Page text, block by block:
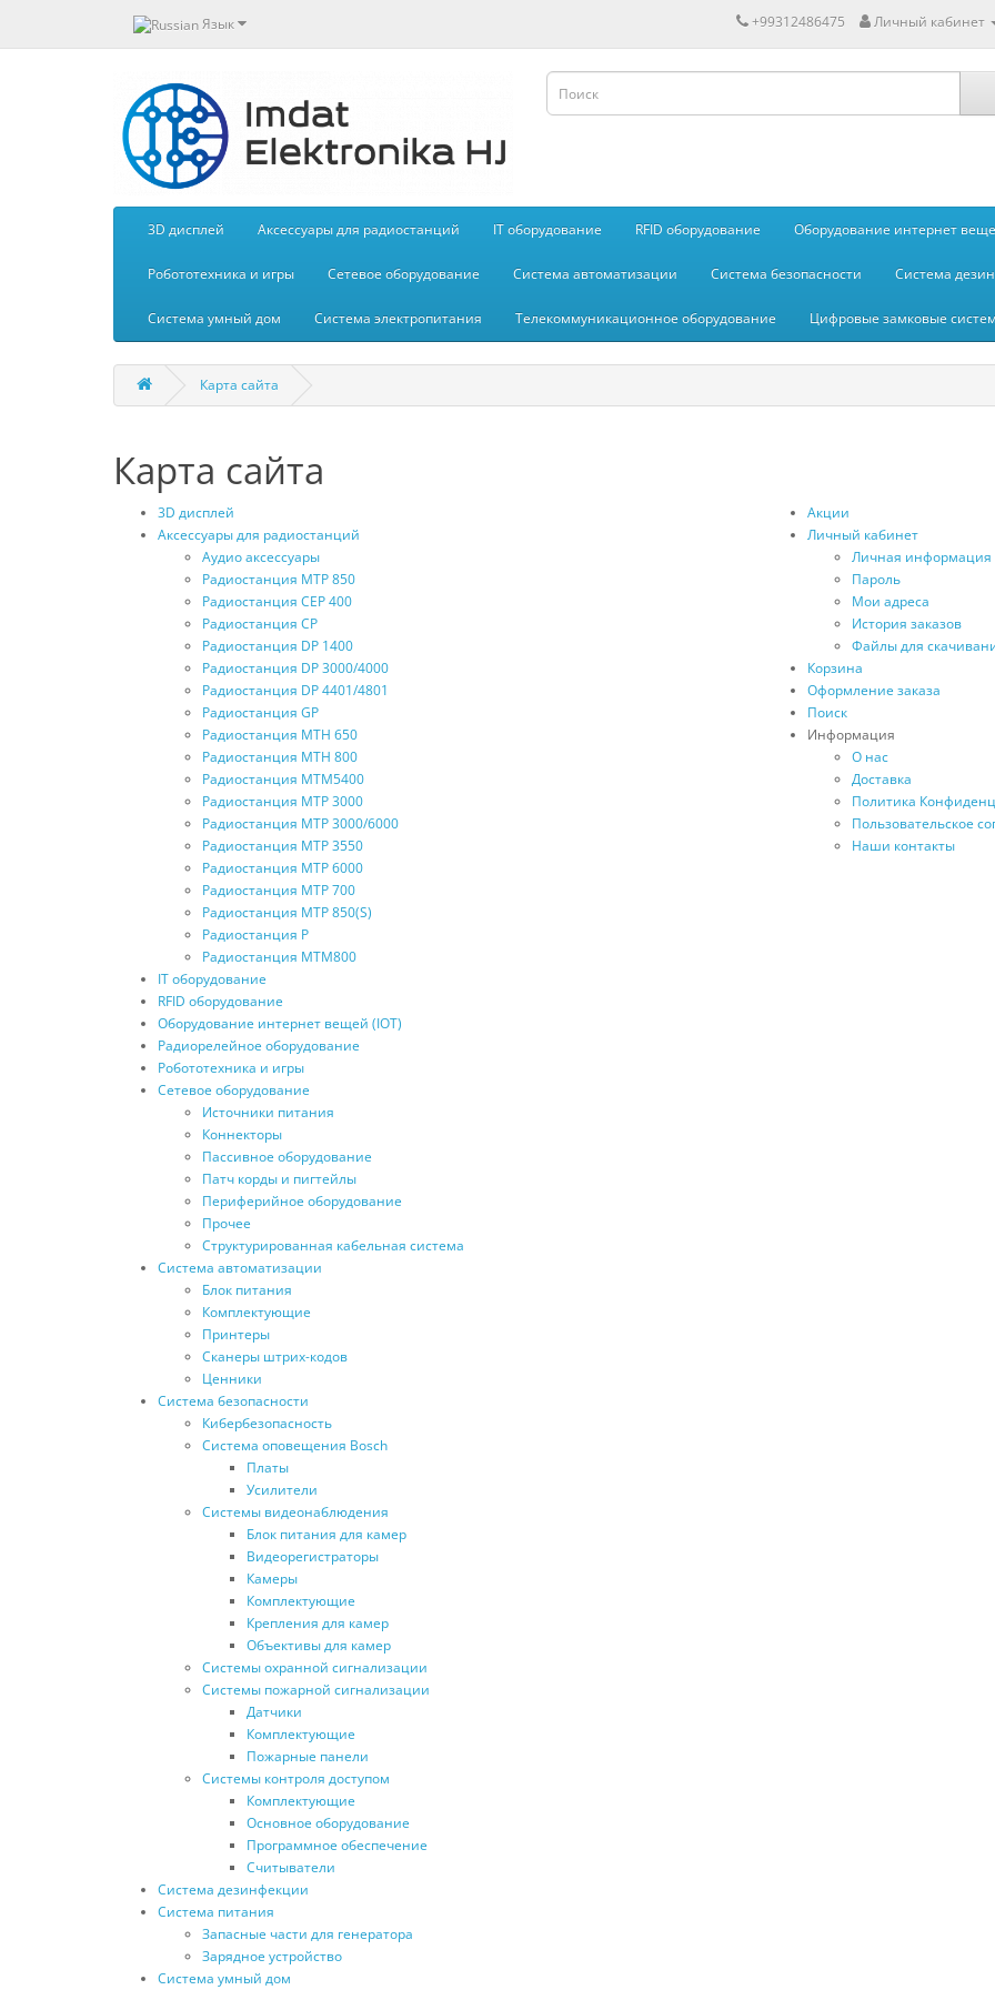
Язык +99312486475 Личный кабинет
3D дисплей Aксессуары для радиостанций IT оборудование RFID оборудование Оборудование интернет
Робототехника и игры Сетевое оборудование Система автоматизации Система безопасности Система
Система умный дом Система электропитания Телекоммуникационное оборудование Цифровые замковые
Карта сайта
Карта сайта
3D дисплей
Aксессуары для радиостанций
Аудио аксессуары
Радиостанция MTP 850
Радиостанция CEP 400
Радиостанция CP
Радиостанция DP 1400
Радиостанция DP 3000/4000
Радиостанция DP 4401/4801
Радиостанция GP
Радиостанция MTH 650
Радиостанция MTH 800
Радиостанция MTM5400
Радиостанция MTP 3000
Радиостанция MTP 3000/6000
Радиостанция MTP 3550
Радиостанция MTP 6000
Радиостанция MTP 700
Радиостанция MTP 850(S)
Радиостанция P
Радиостанция МТМ800
IT оборудование
RFID оборудование
Оборудование интернет вещей (IOT)
Радиорелейное оборудование
Робототехника и игры
Сетевое оборудование
Источники питания
Коннекторы
Пассивное оборудование
Патч корды и пигтейлы
Периферийное оборудование
Прочее
Структурированная кабельная система
Система автоматизации
Блок питания
Комплектующие
Принтеры
Сканеры штрих-кодов
Ценники
Система безопасности
Кибербезопасность
Система оповещения Bosch
Платы
Усилители
Системы видеонаблюдения
Блок питания для камер
Видеорегистраторы
Камеры
Комплектующие
Крепления для камер
Объективы для камер
Системы охранной сигнализации
Системы пожарной сигнализации
Датчики
Комплектующие
Пожарные панели
Системы контроля доступом
Комплектующие
Основное оборудование
Программное обеспечение
Считыватели
Система дезинфекции
Система питания
Запасные части для генератора
Зарядное устройство
Система умный дом
Акции
Личный кабинет
Личная информация
Пароль
Мои адреса
История заказов
Файлы для
Корзина
Оформление заказа
Поиск
Информация
О нас
Доставка
Политика
Пользовательское
Наши контакты